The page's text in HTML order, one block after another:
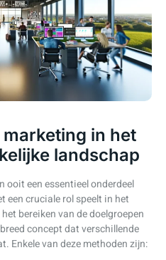
in het
landschap
ooit een essentieel onderdeel
een cruciale rol speelt in het
bereiken van de doelgroepen
concept dat verschillende
Enkele van deze methoden zijn: